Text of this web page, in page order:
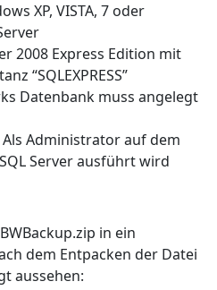
XP, VISTA, 7 oder
2008 Express Edition mit
“SQLEXPRESS”
Datenbank muss angelegt
Administrator auf dem
Server ausführt wird
in ein
dem Entpacken der Datei
aussehen: